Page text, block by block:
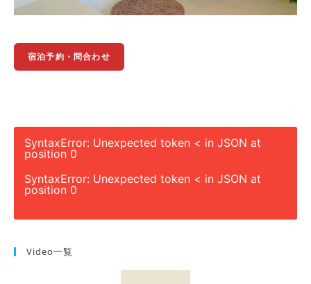
宿泊予約・問合わせ
SyntaxError: Unexpected token < in JSON at
position 0
SyntaxError: Unexpected token < in JSON at
position 0
Video一覧